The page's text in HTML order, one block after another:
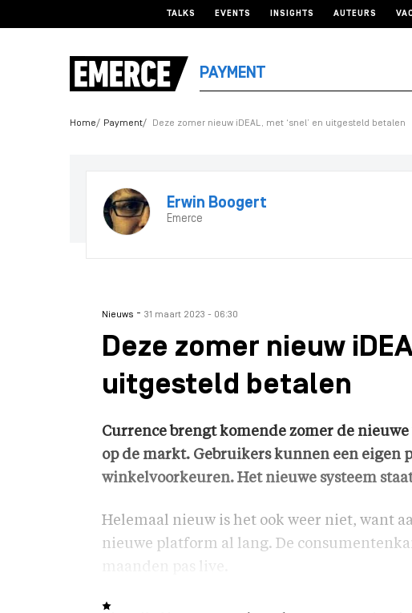
TALKS EVENTS INSIGHTS AUTEURS
PAYMENT
Home Payment Deze zomer nieuw iDEAL, met ‘snel’ en uitgesteld betalen
Erwin Boogert
Emerce
Nieuws - 31 maart 2023 - 06:30
Deze zomer nieuw
uitgesteld betalen
Currence brengt komende zomer de
op de markt. Gebruikers kunnen een eigen
winkelvoorkeuren. Het nieuwe systeem
Helemaal nieuw is het ook weer niet, want
nieuwe platform al lang. De